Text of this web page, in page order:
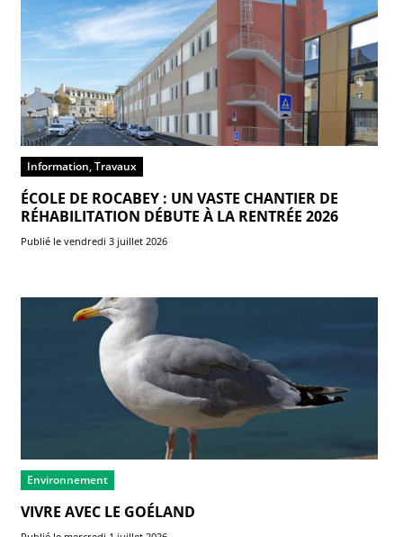
Information, Travaux
ÉCOLE DE ROCABEY : UN VASTE CHANTIER DE
RÉHABILITATION DÉBUTE À LA RENTRÉE 2026
Publié le vendredi 3 juillet 2026
Environnement
VIVRE AVEC LE GOÉLAND